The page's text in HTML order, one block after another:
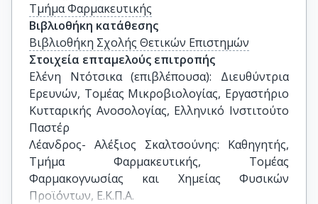
Τμήμα Φαρμακευτικής
Βιβλιοθήκη κατάθεσης
Βιβλιοθήκη Σχολής Θετικών Επιστημών
Στοιχεία επταμελούς επιτροπής
Ελένη Ντότσικα (επιβλέπουσα): Διευθύντρια
Ερευνών, Τομέας Μικροβιολογίας, Εργαστήριο
Κυτταρικής Aνοσολογίας, Ελληνικό Ινστιτούτο
Παστέρ
Λέανδρος- Αλέξιος Σκαλτσούνης: Καθηγητής,
Τμήμα Φαρμακευτικής, Τομέας
Φαρμακογνωσίας και Χημείας Φυσικών
Προϊόντων, Ε.Κ.Π.Α.